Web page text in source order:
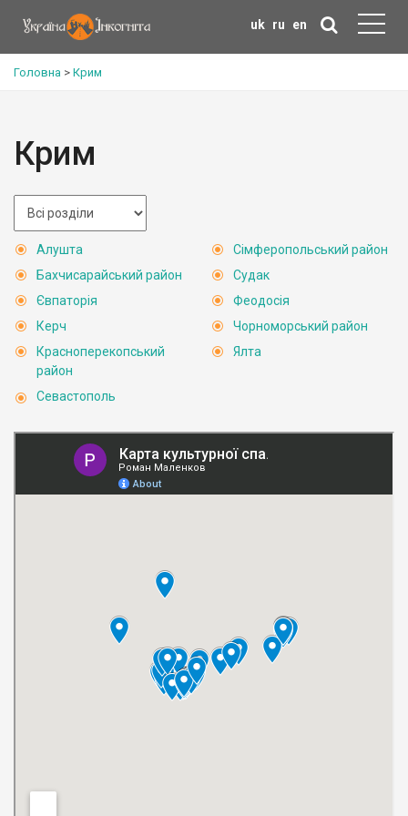
uk ru en
Головна > Крим
Крим
Алушта
Бахчисарайський район
Євпаторія
Керч
Красноперекопський
район
Севастополь
Сімферопольський район
Судак
Феодосія
Чорноморський район
Ялта